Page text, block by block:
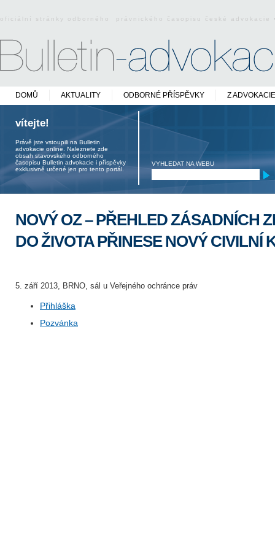
oficiální stránky odborného právnického časopisu české
DOMŮ AKTUALITY ODBORNÉ PŘÍSPĚVKY Z ADVOKACIE
vítejte!
Právě jste vstoupili na Bulletin
advokacie online. Naleznete zde
obsah stavovského odborného
časopisu Bulletin advokacie i příspěvky
exklusivně určené jen pro tento portál.
VYHLEDAT NA WEBU
NOVÝ OZ – PŘEHLED ZÁSADNÍCH
DO ŽIVOTA PŘINESE NOVÝ CIVILNÍ
5. září 2013, BRNO, sál u Veřejného ochránce práv
Přihláška
Pozvánka